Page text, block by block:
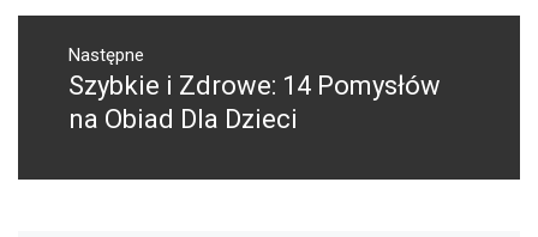
Następne
Następny
post:
Szybkie i Zdrowe: 14 Pomysłów
na Obiad Dla Dzieci